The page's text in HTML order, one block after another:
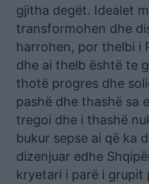
gjitha degët. Idealet
transformohen dhe
harrohen, por thelbi i
dhe ai thelb është te
thotë progres dhe
pashë dhe thashë sa
tregoi dhe i thashë
bukur sepse ai që ka
dizenjuar edhe
kryetari i parë i grupit